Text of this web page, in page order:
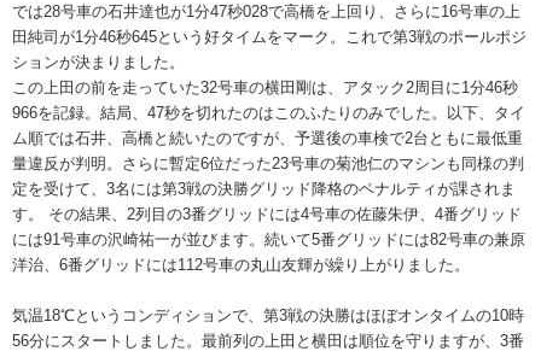
では28号車の石井達也が1分47秒028で高橋を上回り、さらに16号車の上
田純司が1分46秒645という好タイムをマーク。これで第3戦のポールポジ
ションが決まりました。
この上田の前を走っていた32号車の横田剛は、アタック2周目に1分46秒
966を記録。結局、47秒を切れたのはこのふたりのみでした。以下、タイ
ム順では石井、高橋と続いたのですが、予選後の車検で2台ともに最低重
量違反が判明。さらに暫定6位だった23号車の菊池仁のマシンも同様の判
定を受けて、3名には第3戦の決勝グリッド降格のペナルティが課されま
す。 その結果、2列目の3番グリッドには4号車の佐藤朱伊、4番グリッド
には91号車の沢崎祐一が並びます。続いて5番グリッドには82号車の兼原
洋治、6番グリッドには112号車の丸山友輝が繰り上がりました。
気温18℃というコンディションで、第3戦の決勝はほぼオンタイムの10時
56分にスタートしました。最前列の上田と横田は順位を守りますが、3番